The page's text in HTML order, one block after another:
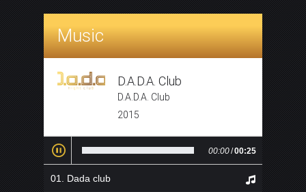
Music
D.A.D.A. Club
D.A.D.A. Club
2015
00:00/00:25
Dada club